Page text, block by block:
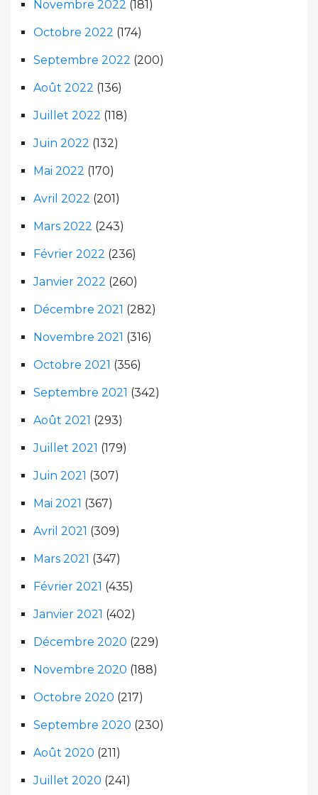
Novembre 2022 (181)
Octobre 2022 (174)
Septembre 2022 (200)
Août 2022 (136)
Juillet 2022 (118)
Juin 2022 (132)
Mai 2022 (170)
Avril 2022 (201)
Mars 2022 (243)
Février 2022 (236)
Janvier 2022 (260)
Décembre 2021 (282)
Novembre 2021 (316)
Octobre 2021 (356)
Septembre 2021 (342)
Août 2021 (293)
Juillet 2021 (179)
Juin 2021 (307)
Mai 2021 (367)
Avril 2021 (309)
Mars 2021 (347)
Février 2021 (435)
Janvier 2021 (402)
Décembre 2020 (229)
Novembre 2020 (188)
Octobre 2020 (217)
Septembre 2020 (230)
Août 2020 (211)
Juillet 2020 (241)